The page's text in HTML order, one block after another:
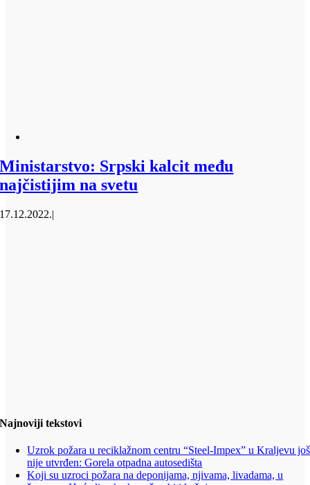
Ministarstvo: Srpski kalcit među
najčistijim na svetu
17.12.2022.|
Najnoviji tekstovi
Uzrok požara u reciklažnom centru “Steel-Impex” u Kraljevu još
nije utvrđen: Gorela otpadna autosedišta
Koji su uzroci požara na deponijama, njivama, livadama, u